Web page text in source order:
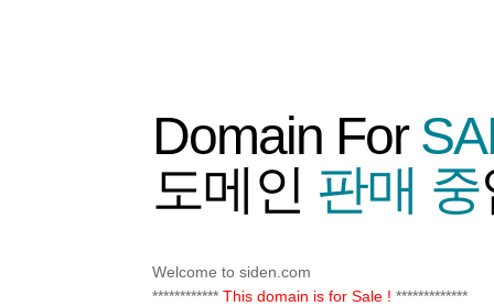
Domain For
도메인 판매 중
Welcome to siden.com
************ This domain is for Sale ! *************